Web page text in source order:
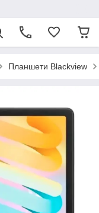
Планшети Blackview